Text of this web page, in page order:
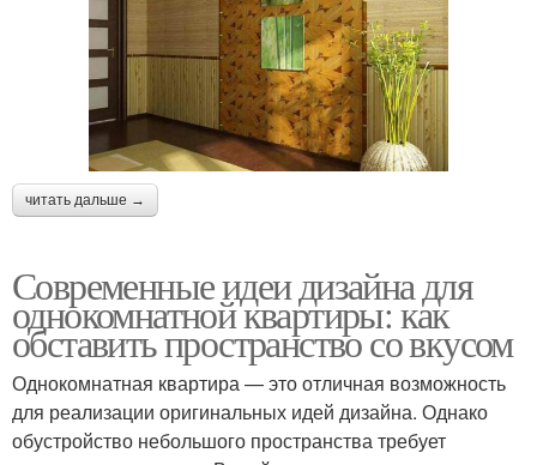
читать дальше →
Современные идеи дизайна для
однокомнатной квартиры: как
обставить пространство со вкусом
Однокомнатная квартира — это отличная возможность
для реализации оригинальных идей дизайна. Однако
обустройство небольшого пространства требует